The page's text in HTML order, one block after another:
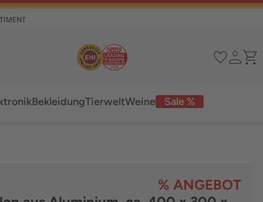
Sale %
BekleidungTierweltWeine
% ANGEBOT